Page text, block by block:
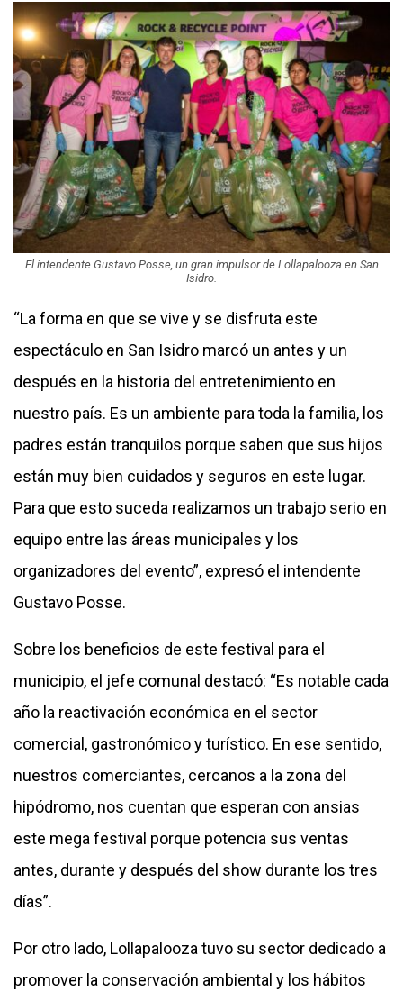
El intendente Gustavo Posse, un gran impulsor de Lollapalooza en San
Isidro.
“La forma en que se vive y se disfruta este
espectáculo en San Isidro marcó un antes y un
después en la historia del entretenimiento en
nuestro país. Es un ambiente para toda la familia, los
padres están tranquilos porque saben que sus hijos
están muy bien cuidados y seguros en este lugar.
Para que esto suceda realizamos un trabajo serio en
equipo entre las áreas municipales y los
organizadores del evento”, expresó el intendente
Gustavo Posse.
Sobre los beneficios de este festival para el
municipio, el jefe comunal destacó: “Es notable cada
año la reactivación económica en el sector
comercial, gastronómico y turístico. En ese sentido,
nuestros comerciantes, cercanos a la zona del
hipódromo, nos cuentan que esperan con ansias
este mega festival porque potencia sus ventas
antes, durante y después del show durante los tres
días”.
Por otro lado, Lollapalooza tuvo su sector dedicado a
promover la conservación ambiental y los hábitos